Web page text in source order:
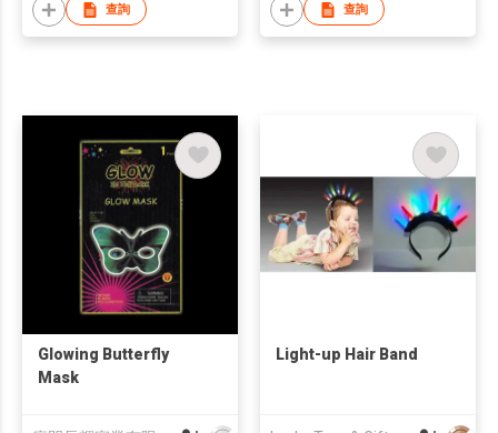
查詢 查詢
Glowing Butterfly
Mask
Light-up Hair Band